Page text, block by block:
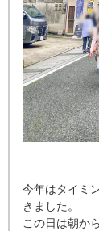
今年はタイミ
きました。
この日は朝か